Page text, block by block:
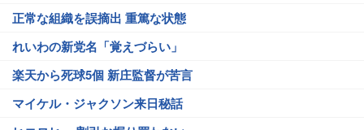
正常な組織を誤摘出 重篤な状態
れいわの新党名「覚えづらい」
楽天から死球5個 新庄監督が苦言
マイケル・ジャクソン来日秘話